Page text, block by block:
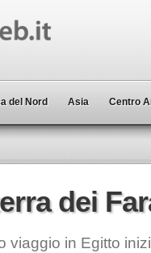
del Nord Asia Centro
dei
viaggio in Egitto